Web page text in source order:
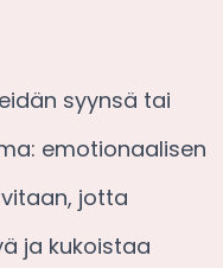
syynsä tai
emotionaalisen
jotta
ja kukoistaa